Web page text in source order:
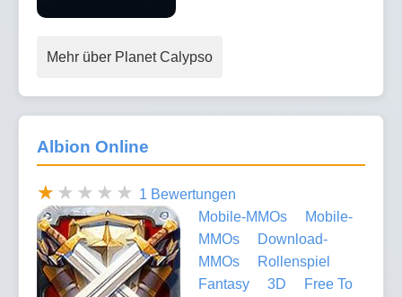
Mehr über Planet Calypso
Albion Online
1 Bewertungen
Mobile-MMOs
Mobile-
MMOs
Download-
MMOs
Rollenspiel
Fantasy
3D
Free To